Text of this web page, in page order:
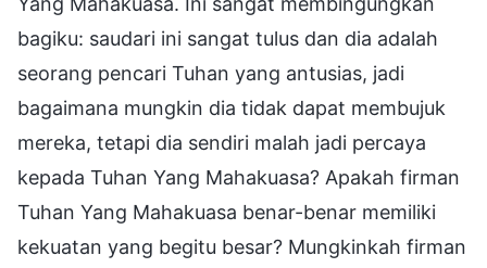
bagiku: saudari ini sangat tulus dan dia adalah
seorang pencari Tuhan yang antusias, jadi
bagaimana mungkin dia tidak dapat membujuk
mereka, tetapi dia sendiri malah jadi percaya
kepada Tuhan Yang Mahakuasa? Apakah firman
Tuhan Yang Mahakuasa benar-benar memiliki
kekuatan yang begitu besar? Mungkinkah firman